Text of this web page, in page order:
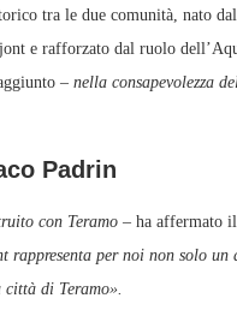
tra le due comunità, nato
e rafforzato dal ruolo
– nella consapevolezza
Padrin
con Teramo – ha affermato
per noi non solo
di Teramo».